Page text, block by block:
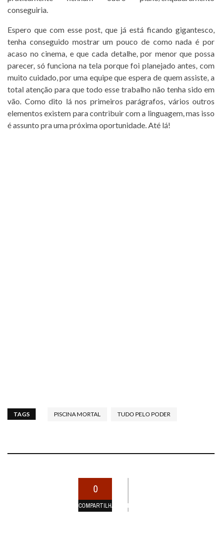
conseguiria.
Espero que com esse post, que já está ficando gigantesco,
tenha conseguido mostrar um pouco de como nada é por
acaso no cinema, e que cada detalhe, por menor que possa
parecer, só funciona na tela porque foi planejado antes, com
muito cuidado, por uma equipe que espera de quem assiste, a
total atenção para que todo esse trabalho não tenha sido em
vão. Como dito lá nos primeiros parágrafos, vários outros
elementos existem para contribuir com a linguagem, mas isso
é assunto pra uma próxima oportunidade. Até lá!
TAGS PISCINA MORTAL TUDO PELO PODER
0
COMPARTILHAMENTOS